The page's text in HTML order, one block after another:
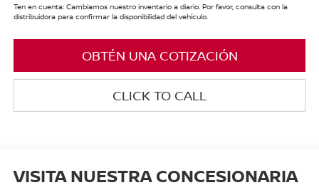
Ten en cuenta: Cambiamos nuestro inventario a diario. Por favor, consulta con la
distribuidora para confirmar la disponibilidad del vehículo.
OBTÉN UNA COTIZACIÓN
CLICK TO CALL
VISITA NUESTRA CONCESIONARIA